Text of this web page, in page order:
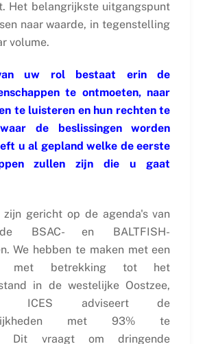
Het belangrijkste uitgangspunt
naar waarde, in tegenstelling
volume.
uw rol bestaat erin de
te ontmoeten, naar
te luisteren en hun rechten te
de beslissingen worden
u al gepland welke de eerste
zullen zijn die u gaat
zijn gericht op de agenda's van
BSAC- en BALTFISH-
We hebben te maken met een
met betrekking tot het
in de westelijke Oostzee,
ICES adviseert de
met 93% te
Dit vraagt om dringende